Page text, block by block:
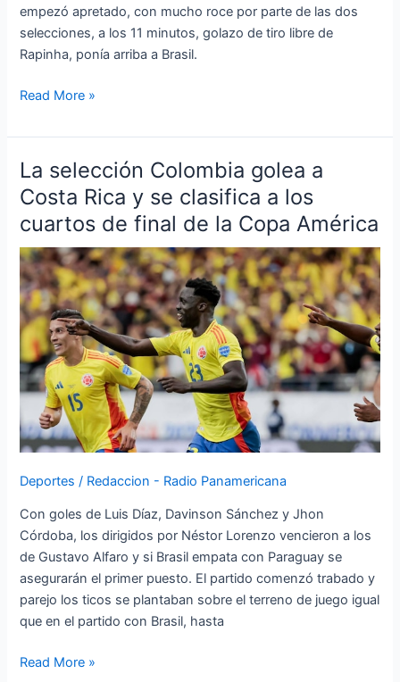
empezó apretado, con mucho roce por parte de las dos
selecciones, a los 11 minutos, golazo de tiro libre de
Rapinha, ponía arriba a Brasil.
Read More »
La selección Colombia golea a
Costa Rica y se clasifica a los
cuartos de final de la Copa América
Deportes / Redaccion - Radio Panamericana
Con goles de Luis Díaz, Davinson Sánchez y Jhon
Córdoba, los dirigidos por Néstor Lorenzo vencieron a los
de Gustavo Alfaro y si Brasil empata con Paraguay se
asegurarán el primer puesto. El partido comenzó trabado y
parejo los ticos se plantaban sobre el terreno de juego igual
que en el partido con Brasil, hasta
La
selección
Colombia
golea
a
Costa
Rica
y
se
clasifica
a
cuartos
de
de
la
Copa
América
Read More »